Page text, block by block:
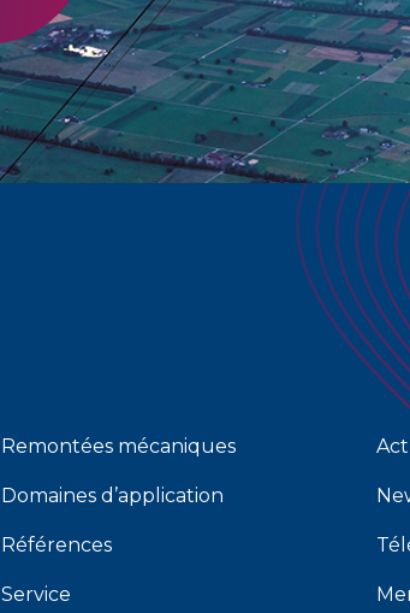
Remontées mécaniques
Domaines d’application
Références
Service